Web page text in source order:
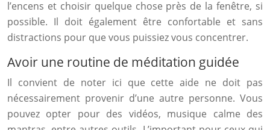
l’encens et choisir quelque chose près de la fenêtre, si
possible. Il doit également être confortable et sans
distractions pour que vous puissiez vous concentrer.
Avoir une routine de méditation guidée
Il convient de noter ici que cette aide ne doit pas
nécessairement provenir d’une autre personne. Vous
pouvez opter pour des vidéos, musique calme des